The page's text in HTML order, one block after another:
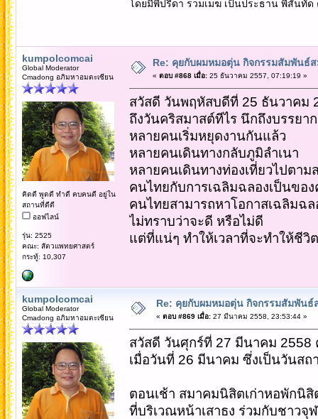
โดยมีพี่ปรีดา รวมเมฆ เป็นประธาน พี่สันทั
kumpolcomcai
Global Moderator
Cmadong อภิมหาอมตะเซียน
คิดดี พูดดี ทำดี คบคนดี อยู่ใน
สถานที่ดีดี
ออฟไลน์
รุ่น: 2525
คณะ: สัตวแพทยศาสตร์
กระทู้: 10,307
Re: คุยกับผมหมอตุ่น กิจกรรมสัมพันธ์
« ตอบ #868 เมื่อ:25 ธันวาคม 2557, 07:19:19 »
สวัสดี วันพฤหัสบดีที่ 25 ธันวาคม
ถึงวันคริสมาสต์ทีไร นึกถึงบรรยา
หลายคนเริ่มหยุดงานกันแล้ว
หลายคนเดินทางกลับภูมิลำเนา
หลายคนเดินทางท่องเที่ยวไปตาม
คนไทยกับการเฉลิมฉลองเป็นขอ
คนไทยสามารถหาโอกาสเฉลิมฉล
ไม่ทราบว่าจะดี หรือไม่ดี
แต่ที่แน่ๆ ทำให้เวลาที่จะทำให้ชีวิ
kumpolcomcai
Global Moderator
Cmadong อภิมหาอมตะเซียน
Re: คุยกับผมหมอตุ่น กิจกรรมสัมพัน
« ตอบ #869 เมื่อ:27 มีนาคม 2558, 23:53:44 »
สวัสดี วันศุกร์ที่ 27 มีนาคม 2558
เมื่อวันที่ 26 มีนาคม ซึ่งเป็นวันส
ตอนเช้า สมาคมนิสิตเก่าหอพักนิ
ที่บริเวณหน้าเสาธง ร่วมกับชาวจุ